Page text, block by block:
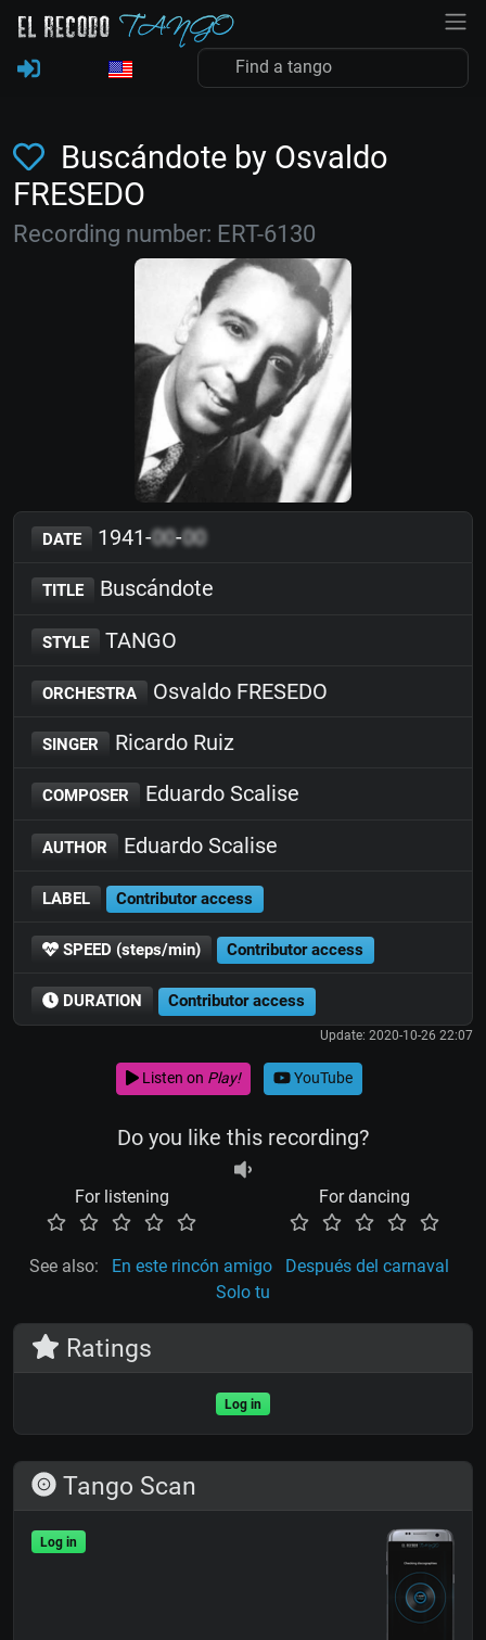
Buscándote by Osvaldo
FRESEDO
Recording number: ERT-6130
DATE 1941-00-00
TITLE Buscándote
STYLE TANGO
ORCHESTRA Osvaldo FRESEDO
SINGER Ricardo Ruiz
COMPOSER Eduardo Scalise
AUTHOR Eduardo Scalise
LABEL Contributor access
SPEED (steps/min) Contributor access
DURATION Contributor access
Update: 2020-10-26 22:07
Listen on Play! YouTube
Do you like this recording?
For listening For dancing
See also: En este rincón amigo
Después del carnaval
Solo tu
Ratings
Log in
Tango Scan
Log in